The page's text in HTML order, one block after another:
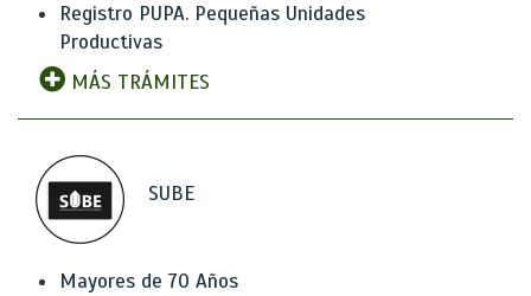
Registro PUPA. Pequeñas Unidades
Productivas
MÁS TRÁMITES
SUBE
Mayores de 70 Años